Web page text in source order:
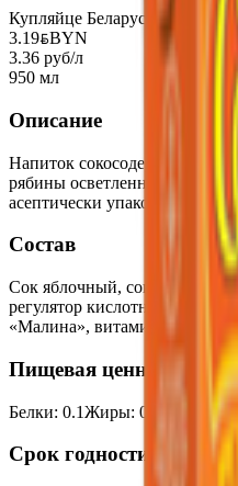
Купляйце Беларускае
3.19BYNBYN
3.36 руб/л
950 мл
Описание
Напиток сокосодержащий из
рябины осветленный
асептически упакованный.
Состав
Сок яблочный, сок малины,
регулятор кислотности
«Малина», витамин С -
Пищевая ценность на
Белки: 0.1Жиры: 0 Углеводы:
Срок годности